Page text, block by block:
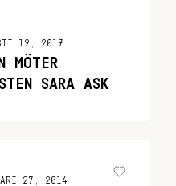
19, 2017
MÖTER
SARA ASK
27, 2014